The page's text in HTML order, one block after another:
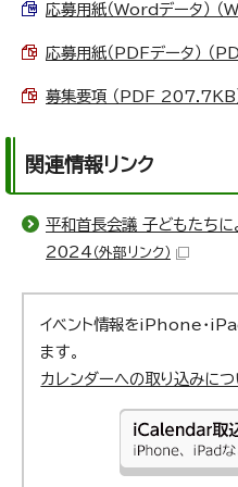
応募用紙（Wordデータ）
応募用紙（PDFデータ） （
募集要項 （PDF 207.7KB
関連情報リンク
平和首長会議 子どもたちに
2024 （外部リンク）
イベント情報をiPhone・
ます。
カレンダーへの取り込みに